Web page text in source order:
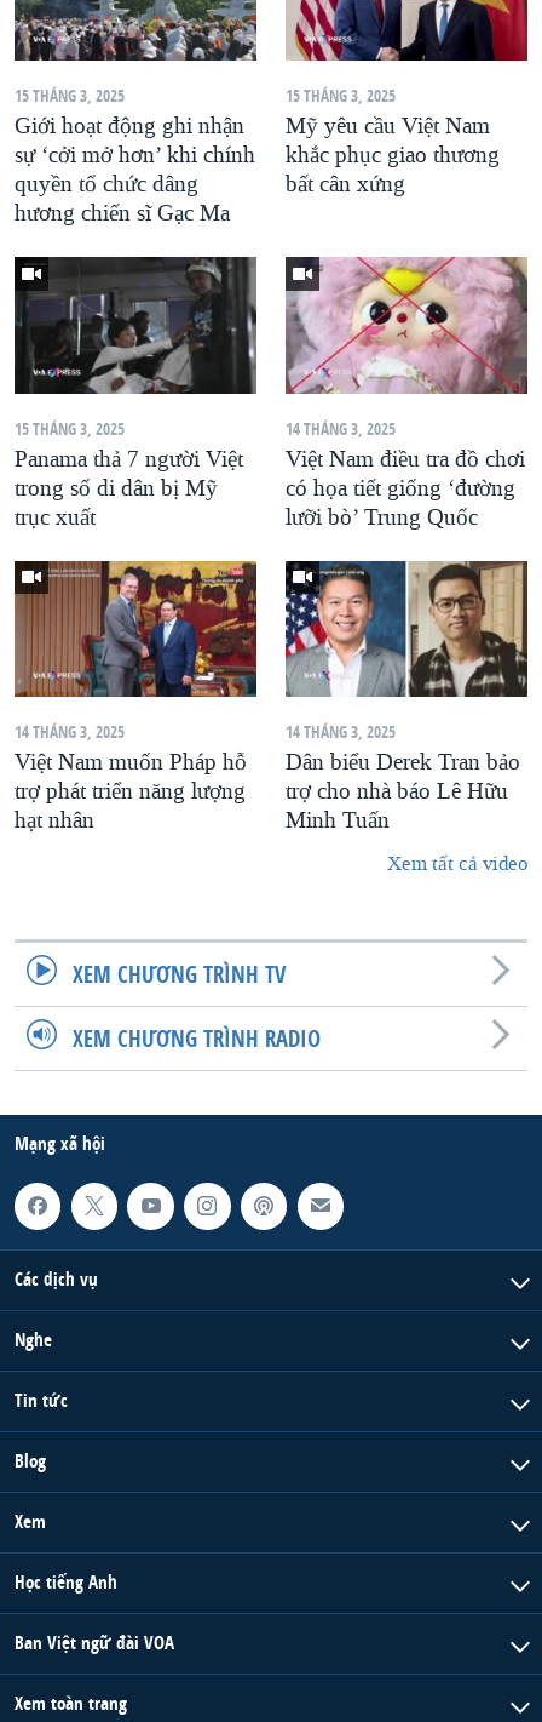
15 THÁNG 3, 2025
Giới hoạt động ghi nhận
sự ‘cởi mở hơn’ khi chính
quyền tổ chức dâng
hương chiến sĩ Gạc Ma
15 THÁNG 3, 2025
Mỹ yêu cầu Việt Nam
khắc phục giao thương
bất cân xứng
15 THÁNG 3, 2025
Panama thả 7 người Việt
trong số di dân bị Mỹ
trục xuất
14 THÁNG 3, 2025
Việt Nam điều tra đồ chơi
có họa tiết giống ‘đường
lưỡi bò’ Trung Quốc
14 THÁNG 3, 2025
Việt Nam muốn Pháp hỗ
trợ phát triển năng lượng
hạt nhân
14 THÁNG 3, 2025
Dân biểu Derek Tran bảo
trợ cho nhà báo Lê Hữu
Minh Tuấn
Xem tất cả video
XEM CHƯƠNG TRÌNH TV
XEM CHƯƠNG TRÌNH RADIO
Mạng xã hội
Các dịch vụ
Nghe
Tin tức
Blog
Xem
Học tiếng Anh
Ban Việt ngữ đài VOA
Xem toàn trang